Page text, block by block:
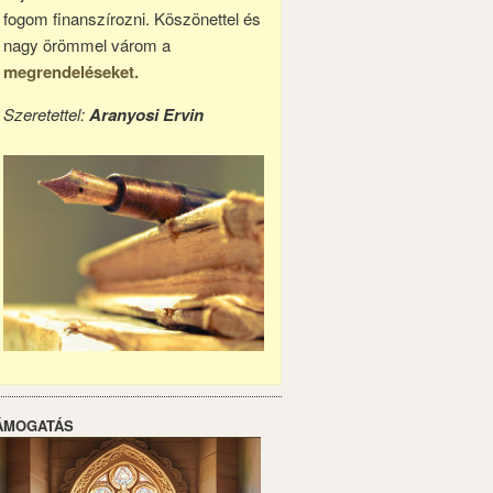
fogom finanszírozni. Köszönettel és
nagy örömmel várom a
megrendeléseket.
Szeretettel:Aranyosi Ervin